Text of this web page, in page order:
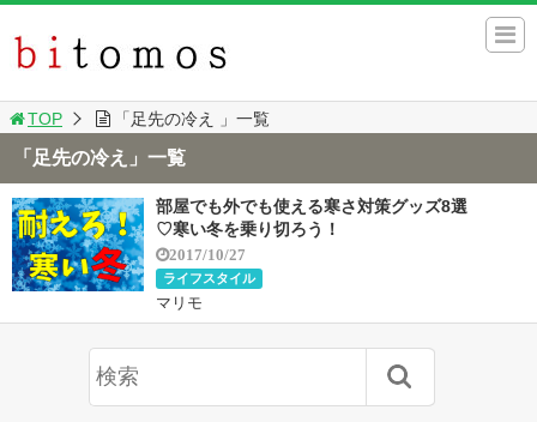
TOP 「足先の冷え 」一覧
「足先の冷え」一覧
部屋でも外でも使える寒さ対策グッズ8選
♡寒い冬を乗り切ろう！
2017/10/27
ライフスタイル
マリモ